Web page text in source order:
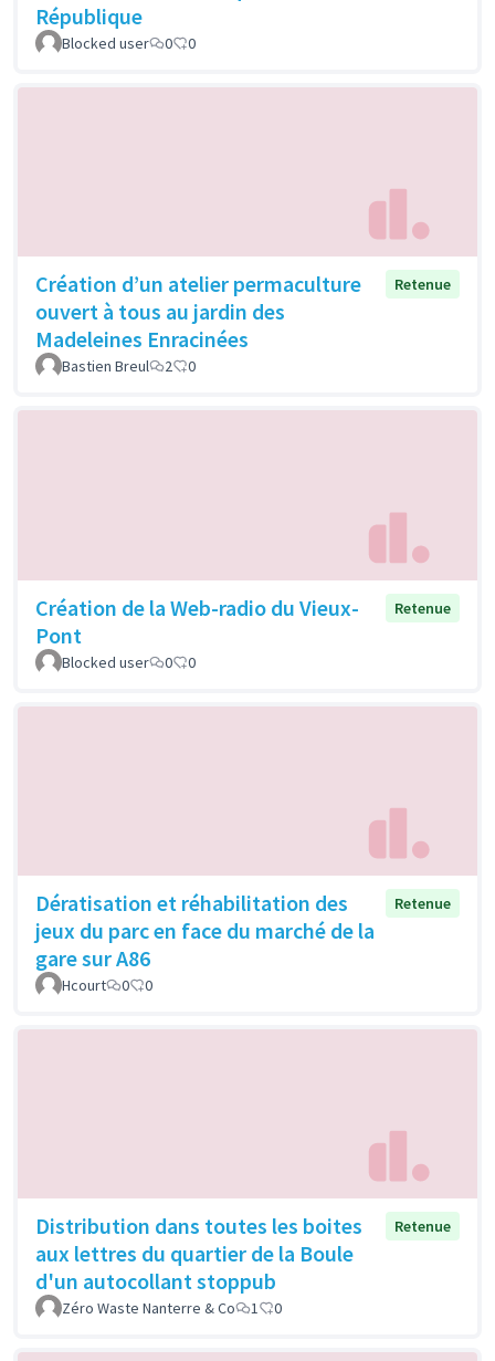
République
Blocked user 0 0
Création d’un atelier permaculture
ouvert à tous au jardin des
Madeleines Enracinées
Retenue
Bastien Breul 2 0
Création de la Web-radio du Vieux-
Pont
Retenue
Blocked user 0 0
Dératisation et réhabilitation des
jeux du parc en face du marché de la
gare sur A86
Retenue
Hcourt 0 0
Distribution dans toutes les boites
aux lettres du quartier de la Boule
d'un autocollant stoppub
Retenue
Zéro Waste Nanterre & Co 1 0